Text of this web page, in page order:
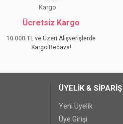
görüntülenemiyor.
bulunuyor.
pahalı.
Ücretsiz Kargo
10.000 TL ve Üzeri Alışverişlerde
Kargo Bedava!
ÜYELİK & SİPARİŞ
Yeni Üyelik
Üye Girişi